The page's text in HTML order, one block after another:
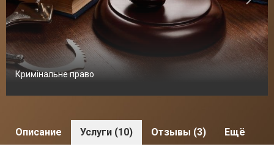
Кримінальне право
Описание Услуги (10) Отзывы (3) Ещё